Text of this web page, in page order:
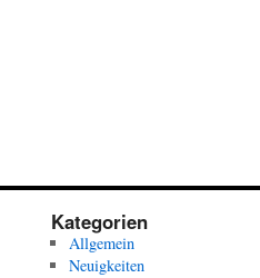
Kategorien
Allgemein
Neuigkeiten